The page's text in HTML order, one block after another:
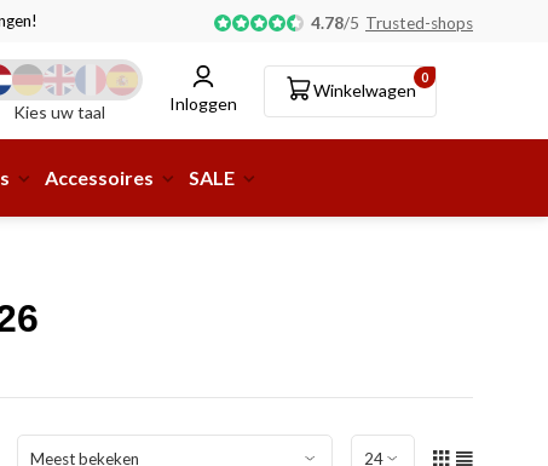
Afhalen of aflevering bij pakketshop mogelijk!
4.78/5 Trusted-shops
Kies uw taal
Inloggen
0
Winkelwagen
Accessoires SALE